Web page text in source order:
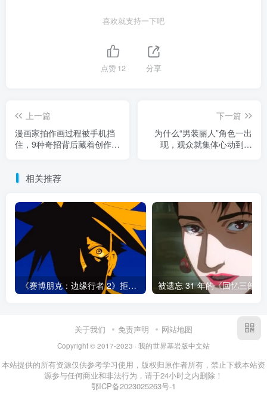
喜欢就支持一下吧
点赞12 分享
上一篇
漫画家拍作画过程被手机挡
住，9种奇招背后藏着创作者
下一篇
为什么“男装丽人”角色一出
现，观众就集体心动到失
相关推荐
《赛博朋克：边缘行者 2》拒绝复活大卫！续作最怕的不是换主角，而是向情怀低头！
关于我们 免责声明 网站地图
Copyright © 2017-2023 · 我的世界基岩版中文站
本站提供的所有资源仅供参考学习使用，版权归原作者所有，禁止下载本站资
源参与任何商业和非法行为，请于24小时之内删除！
鄂ICP备2023025263号-1